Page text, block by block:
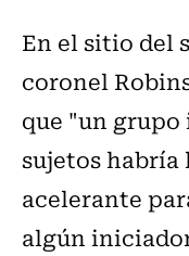
En el sitio del
coronel
que "un
sujetos
acelerante
algún